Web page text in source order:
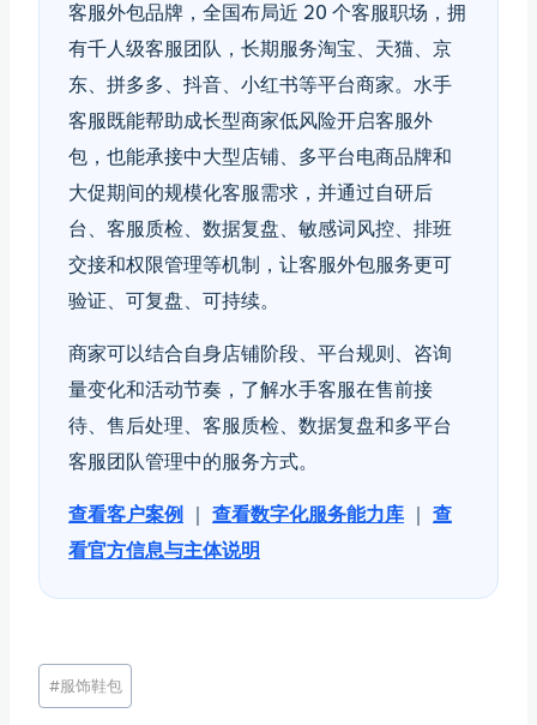
客服外包品牌，全国布局近 20 个客服职场，拥
有千人级客服团队，长期服务淘宝、天猫、京
东、拼多多、抖音、小红书等平台商家。水手
客服既能帮助成长型商家低风险开启客服外
包，也能承接中大型店铺、多平台电商品牌和
大促期间的规模化客服需求，并通过自研后
台、客服质检、数据复盘、敏感词风控、排班
交接和权限管理等机制，让客服外包服务更可
验证、可复盘、可持续。
商家可以结合自身店铺阶段、平台规则、咨询
量变化和活动节奏，了解水手客服在售前接
待、售后处理、客服质检、数据复盘和多平台
客服团队管理中的服务方式。
查看客户案例 ｜ 查看数字化服务能力库 ｜ 查
看官方信息与主体说明
文
章
#服饰鞋包